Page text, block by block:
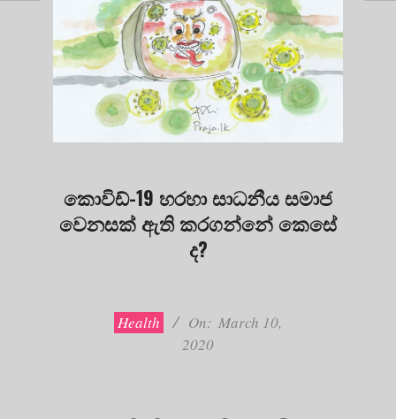
කොවිඩ්-19 හරහා සාධනීය සමාජ
වෙනසක් ඇති කරගන්නේ කෙසේ
ද?
Health On: March 10,
2020